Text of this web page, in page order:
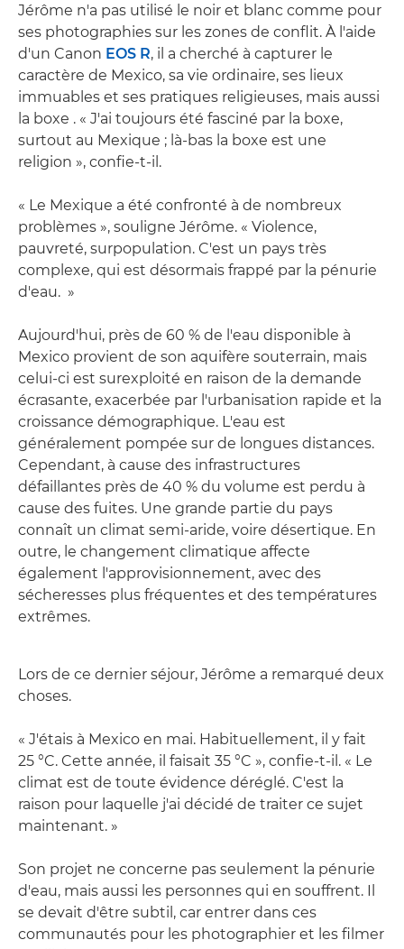
Jérôme n'a pas utilisé le noir et blanc comme pour
ses photographies sur les zones de conflit. À l'aide
d'un Canon EOS R, il a cherché à capturer le
caractère de Mexico, sa vie ordinaire, ses lieux
immuables et ses pratiques religieuses, mais aussi
la boxe . « J'ai toujours été fasciné par la boxe,
surtout au Mexique ; là-bas la boxe est une
religion », confie-t-il.
« Le Mexique a été confronté à de nombreux
problèmes », souligne Jérôme. « Violence,
pauvreté, surpopulation. C'est un pays très
complexe, qui est désormais frappé par la pénurie
d'eau. »
Aujourd'hui, près de 60 % de l'eau disponible à
Mexico provient de son aquifère souterrain, mais
celui-ci est surexploité en raison de la demande
écrasante, exacerbée par l'urbanisation rapide et la
croissance démographique. L'eau est
généralement pompée sur de longues distances.
Cependant, à cause des infrastructures
défaillantes près de 40 % du volume est perdu à
cause des fuites. Une grande partie du pays
connaît un climat semi-aride, voire désertique. En
outre, le changement climatique affecte
également l'approvisionnement, avec des
sécheresses plus fréquentes et des températures
extrêmes.
Lors de ce dernier séjour, Jérôme a remarqué deux
choses.
« J'étais à Mexico en mai. Habituellement, il y fait
25 °C. Cette année, il faisait 35 °C », confie-t-il. « Le
climat est de toute évidence déréglé. C'est la
raison pour laquelle j'ai décidé de traiter ce sujet
maintenant. »
Son projet ne concerne pas seulement la pénurie
d'eau, mais aussi les personnes qui en souffrent. Il
se devait d'être subtil, car entrer dans ces
communautés pour les photographier et les filmer